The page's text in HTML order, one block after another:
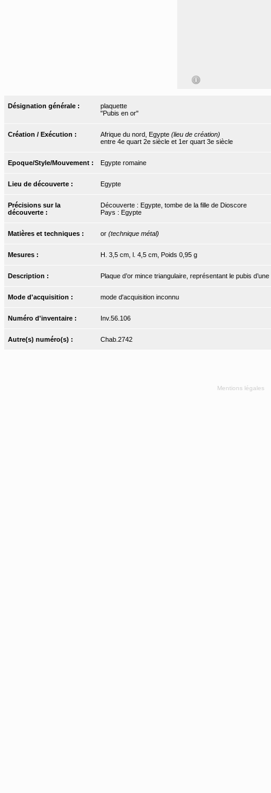
Désignation générale :
plaquette
"Pubis en or"
Création / Exécution : Afrique du nord, Egypte (lieu de création)
entre 4e quart 2e siècle et 1er quart 3e siècle
Epoque/Style/Mouvement : Egypte romaine
Lieu de découverte : Egypte
Précisions sur la
découverte :
Découverte : Egypte, tombe de la fille de Dioscore
Pays : Egypte
Matières et techniques : or (technique métal)
Mesures : H. 3,5 cm, l. 4,5 cm, Poids 0,95 g
Description : Plaque d’or mince triangulaire, représentant le pubis
Mode d'acquisition : mode d'acquisition inconnu
Numéro d'inventaire : Inv.56.106
Autre(s) numéro(s) : Chab.2742
Mentions légales